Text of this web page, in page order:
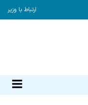
ارتباط با وزیر